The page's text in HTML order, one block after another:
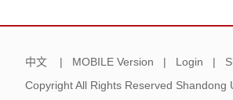
中文 | MOBILE Version | Login |
Copyright All Rights Reserved